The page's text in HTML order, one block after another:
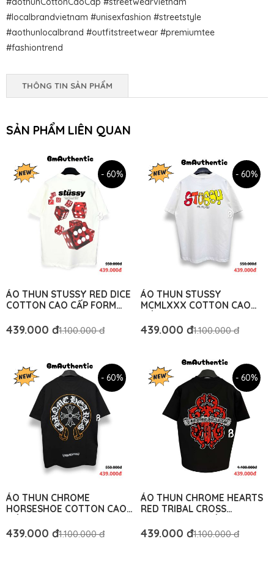
#localbrandvietnam #unisexfashion #streetstyle
#aothunlocalbrand #outfitstreetwear #premiumtee
#fashiontrend
THÔNG TIN SẢN PHẨM
SẢN PHẨM LIÊN QUAN
- 60%
ÁO THUN STUSSY RED DICE
COTTON CAO CẤP FORM
439.000 đ1.100.000 đ
- 60%
ÁO THUN STUSSY
MCMLXXX COTTON CAO
AUTHENTIC
439.000 đ1.100.000 đ
- 60%
ÁO THUN CHROME
HORSESHOE COTTON CAO
AUTHENTIC
439.000 đ1.100.000 đ
- 60%
ÁO THUN CHROME HEARTS
RED TRIBAL CROSS
RỘNG – BM AUTHENTIC
439.000 đ1.100.000 đ